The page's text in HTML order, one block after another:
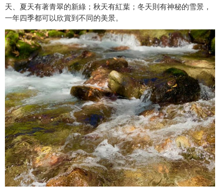
天、夏天有著青翠的新綠；秋天有紅葉；冬天則有神秘的雪景，
一年四季都可以欣賞到不同的美景。